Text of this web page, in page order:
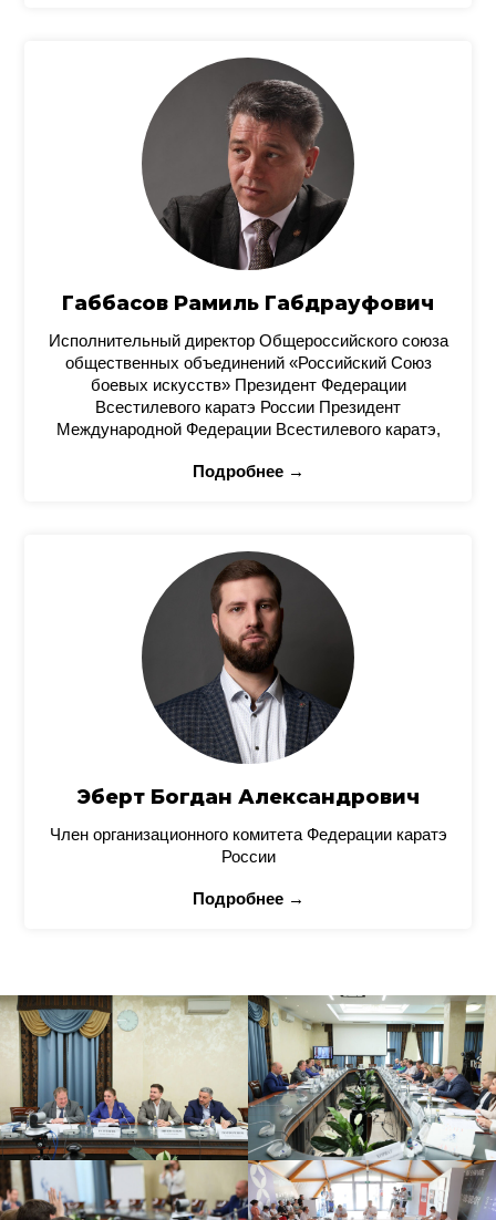
Габбасов Рамиль Габдрауфович
Исполнительный директор Общероссийского союза
общественных объединений «Российский Союз
боевых искусств» Президент Федерации
Всестилевого каратэ России Президент
Международной Федерации Всестилевого каратэ,
Подробнее →
Эберт Богдан Александрович
Член организационного комитета Федерации каратэ
России
Подробнее →